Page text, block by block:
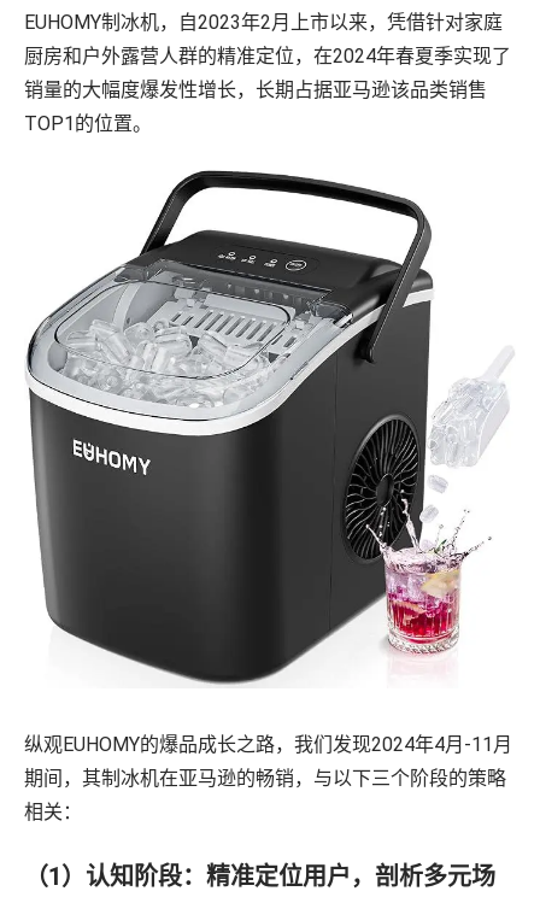
EUHOMY制冰机，自2023年2月上市以来，凭借针对家庭
厨房和户外露营人群的精准定位，在2024年春夏季实现了
销量的大幅度爆发性增长，长期占据亚马逊该品类销售
TOP1的位置。
纵观EUHOMY的爆品成长之路，我们发现2024年4月-11月
期间，其制冰机在亚马逊的畅销，与以下三个阶段的策略
相关：
（1）认知阶段：精准定位用户，剖析多元场